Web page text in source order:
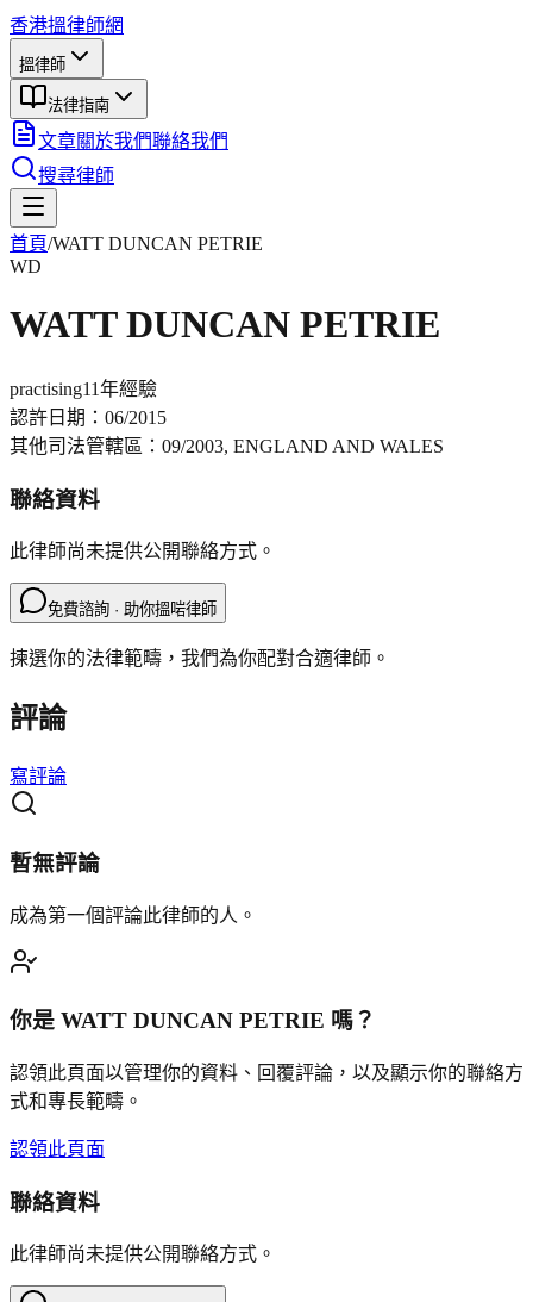
香港搵律師網
搵律師
法律指南
文章關於我們聯絡我們
搜尋律師
首頁/WATT DUNCAN PETRIE
WD
WATT DUNCAN PETRIE
practising11年經驗
認許日期： 06/2015
其他司法管轄區： 09/2003, ENGLAND AND WALES
聯絡資料
此律師尚未提供公開聯絡方式。
免費諮詢 · 助你搵啱律師
揀選你的法律範疇，我們為你配對合適律師。
評論
寫評論
暫無評論
成為第一個評論此律師的人。
你是 WATT DUNCAN PETRIE 嗎？
認領此頁面以管理你的資料、回覆評論，以及顯示你的聯絡方
式和專長範疇。
認領此頁面
聯絡資料
此律師尚未提供公開聯絡方式。